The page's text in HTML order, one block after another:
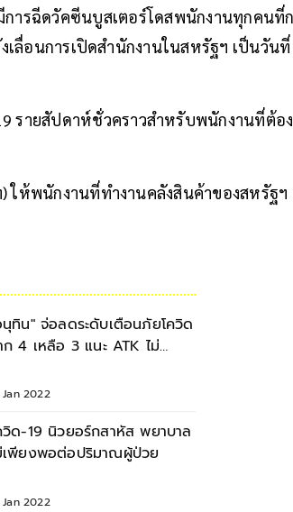
ารฉีดวัคซีนบูสเตอร์โดสพนักงานทุกคนที่
ลื่อนการเปิดสำนักงานในสหรัฐฯ เป็นวันที่
รายสัปดาห์ชั่วคราวสำหรับพนักงานที่ต้อง
ให้พนักงานที่ทำงานคลังสินค้าของสหรัฐฯ
ทิน" จ่อลดระดับเตือนภัยโควิด
ก 4 เหลือ 3 แนะ ATK ไม่
Jan 2022
วิด-19 นิวยอร์กสาหัส พยาบาล
เพียงพอต่อปริมาณผู้ป่วย
Jan 2022